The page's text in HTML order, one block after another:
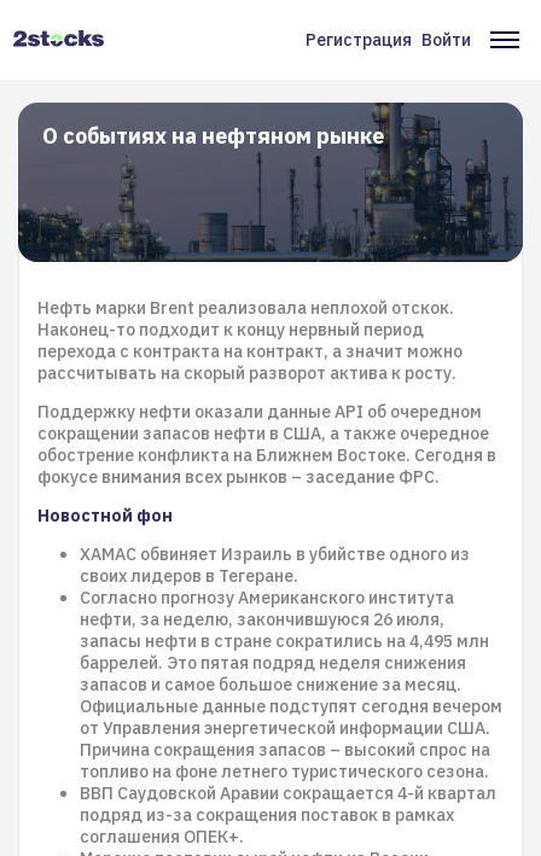
Меню
учётной
записи
пользователя
Регистрация Войти
О событиях на нефтяном рынке
Нефть марки Brent реализовала неплохой отскок.
Наконец-то подходит к концу нервный период
перехода с контракта на контракт, а значит можно
рассчитывать на скорый разворот актива к росту.
Поддержку нефти оказали данные API об очередном
сокращении запасов нефти в США, а также очередное
обострение конфликта на Ближнем Востоке. Сегодня в
фокусе внимания всех рынков – заседание ФРС.
Новостной фон
ХАМАС обвиняет Израиль в убийстве одного из
своих лидеров в Тегеране.
Согласно прогнозу Американского института
нефти, за неделю, закончившуюся 26 июля,
запасы нефти в стране сократились на 4,495 млн
баррелей. Это пятая подряд неделя снижения
запасов и самое большое снижение за месяц.
Официальные данные подступят сегодня вечером
от Управления энергетической информации США.
Причина сокращения запасов – высокий спрос на
топливо на фоне летнего туристического сезона.
ВВП Саудовской Аравии сокращается 4-й квартал
подряд из-за сокращения поставок в рамках
соглашения ОПЕК+.